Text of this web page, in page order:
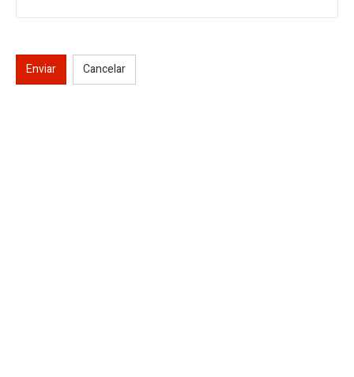
Enviar Cancelar